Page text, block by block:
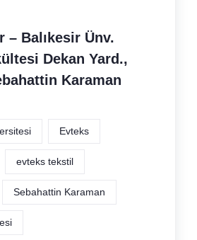
– Balıkesir Ünv.
Dekan Yard.,
Karaman
Evteks
evteks tekstil
Sebahattin Karaman